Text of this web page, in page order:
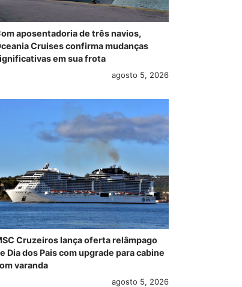
aposentadoria de três navios,
Cruises confirma mudanças
em sua frota
agosto 5, 2026
Cruzeiros lança oferta relâmpago
Dia dos Pais com upgrade para cabine
varanda
agosto 5, 2026